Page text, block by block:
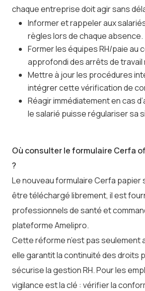
chaque entreprise doit agir sans
Informer et rappeler aux
règles lors de chaque absence.
Former les équipes RH/paie au
approfondi des arrêts de travail
Mettre à jour les procédures
intégrer cette vérification de
Réagir immédiatement en cas
le salarié puisse régulariser sa
Où consulter le formulaire Cerfa
?
Le nouveau formulaire Cerfa papier
être téléchargé librement, il est
professionnels de santé et
plateforme Amelipro.
Cette réforme n’est pas seulement
elle garantit la continuité des droits
sécurise la gestion RH. Pour les
vigilance est la clé : vérifier la